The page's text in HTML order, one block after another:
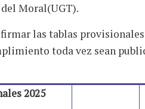
Moral(UGT).
firmar las tablas
toda vez sean
2025